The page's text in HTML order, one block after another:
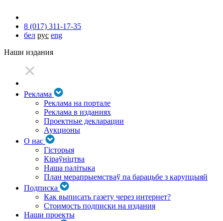
8 (017) 311-17-35
бел рус eng
Наши издания
Реклама
Реклама на портале
Реклама в изданиях
Проектные декларации
Аукционы
О нас
Гісторыя
Кіраўніцтва
Наша палітыка
План мерапрыемстваў па барацьбе з карупцыяй
Подписка
Как выписать газету через интернет?
Стоимость подписки на издания
Наши проекты